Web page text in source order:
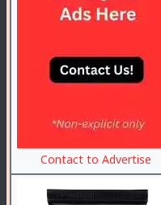
Contact to Advertise